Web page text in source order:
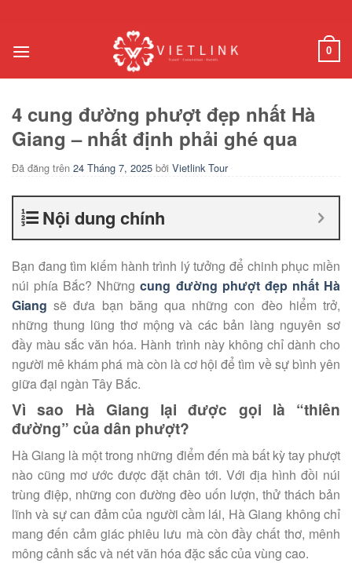
nội
0
4 cung đường phượt đẹp nhất Hà
Giang – nhất định phải ghé qua
Đã đăng trên 24 Tháng 7, 2025 bởi Vietlink Tour
Nội dung chính
Bạn đang tìm kiếm hành trình lý tưởng để chinh phục miền
núi phía Bắc? Nhữngcung đường phượt đẹp nhất Hà
Giang sẽ đưa bạn băng qua những con đèo hiểm trở,
những thung lũng thơ mộng và các bản làng nguyên sơ
đầy màu sắc văn hóa. Hành trình này không chỉ dành cho
người mê khám phá mà còn là cơ hội để tìm về sự bình yên
giữa đại ngàn Tây Bắc.
Vì sao Hà Giang lại được gọi là “thiên
đường” của dân phượt?
Hà Giang là một trong những điểm đến mà bất kỳ tay phượt
nào cũng mơ ước được đặt chân tới. Với địa hình đồi núi
trùng điệp, những con đường đèo uốn lượn, thử thách bản
lĩnh và sự can đảm của người cầm lái, Hà Giang không chỉ
mang đến cảm giác phiêu lưu mà còn đầy chất thơ, mênh
mông cảnh sắc và nét văn hóa đặc sắc của vùng cao.